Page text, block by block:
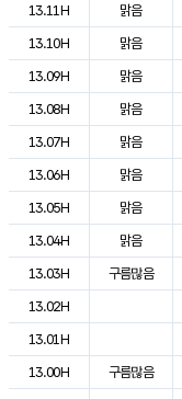
13.11H
맑음
13.10H
맑음
13.09H
맑음
13.08H
맑음
13.07H
맑음
13.06H
맑음
13.05H
맑음
13.04H
맑음
13.03H
구름많음
13.02H
13.01H
13.00H
구름많음